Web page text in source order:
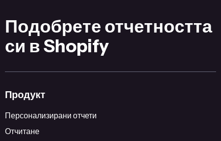
Подобрете отчетността
си в Shopify
Продукт
Персонализирани отчети
Отчитане